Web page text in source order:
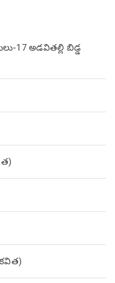
17 అడవితల్లి బిడ్డ